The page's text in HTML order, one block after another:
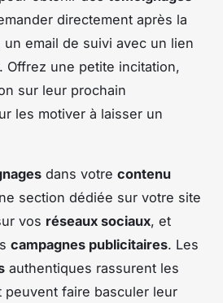
directement après la
email de suivi avec un lien
Offrez une petite incitation,
sur leur prochain
les motiver à laisser un
dans votre contenu
section dédiée sur votre site
vos réseaux sociaux, et
campagnes publicitaires. Les
authentiques rassurent les
peuvent faire basculer leur